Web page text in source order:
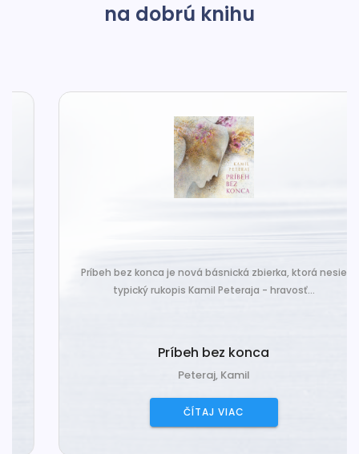
na dobrú knihu
Príbeh bez konca je nová básnická zbierka, ktorá nesie
typický rukopis Kamil Peteraja - hravosť...
Príbeh bez konca
Peteraj, Kamil
ČÍTAJ VIAC